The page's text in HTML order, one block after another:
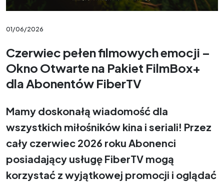
01/06/2026
Czerwiec pełen filmowych emocji –
Okno Otwarte na Pakiet FilmBox+
dla Abonentów FiberTV
Mamy doskonałą wiadomość dla
wszystkich miłośników kina i seriali! Przez
cały czerwiec 2026 roku Abonenci
posiadający usługę FiberTV mogą
korzystać z wyjątkowej promocji i oglądać